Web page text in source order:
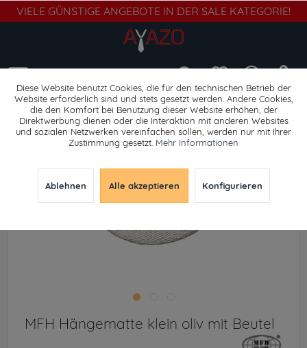
VIELE GÜNSTIGE ANGEBOTE IN DER SALE KATEGORIE!
Gehörschutz
MFH Hängematte klein oliv mit Beutel
Diese Website benutzt Cookies, die für den technischen Betrieb der
Website erforderlich sind und stets gesetzt werden. Andere Cookies,
die den Komfort bei Benutzung dieser Website erhöhen, der
Direktwerbung dienen oder die Interaktion mit anderen Websites
und sozialen Netzwerken vereinfachen sollen, werden nur mit Ihrer
Zustimmung gesetzt. Mehr Informationen
Ablehnen Alle akzeptieren Konfigurieren